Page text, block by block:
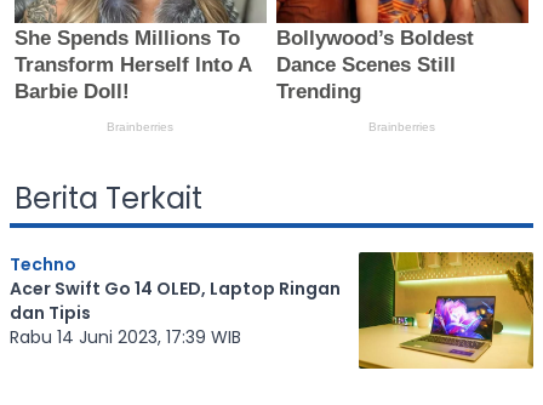
Berita Terkait
Techno
Acer Swift Go 14 OLED, Laptop Ringan
dan Tipis
Rabu 14 Juni 2023, 17:39 WIB